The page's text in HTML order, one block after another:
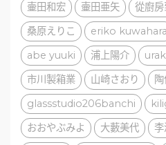
壷田和宏
壷田亜矢 從廚
桑原えりこ
eriko kuwahara
abe yuuki
浦上陽介
市川製箱業
山崎さおり
glassstudio206banchi
おおやぶみよ
大藪美代